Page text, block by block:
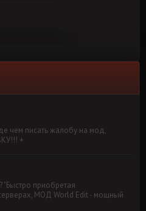
чем писать жалобу на мод,
+
"Быстро приобретая
МОД World Edit - мощный